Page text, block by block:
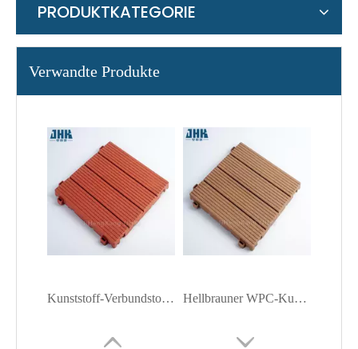
PRODUKTKATEGORIE
Verwandte Produkte
Kunststoff-Verbundstoff für den Außenbereich Hellbrauner WPC-Kunststoffboden